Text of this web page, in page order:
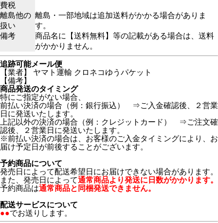
費税
離島他の
扱い
離島・一部地域は追加送料がかかる場合がありま
す。
備考
商品名に【送料無料】等の記載がある場合は、送料
がかかりません。
追跡可能メール便
【業者】 ヤマト運輸 クロネコゆうパケット
【備考】
商品発送のタイミング
特にご指定がない場合、
前払い決済の場合（例：銀行振込） ⇒ご入金確認後、２営業
日に発送いたします。
上記以外の決済の場合（例：クレジットカード） ⇒ご注文確
認後、２営業日に発送いたします。
※前払い決済の場合は、お客様のご入金タイミングにより、お
届け予定日が前後することがございます。
予約商品について
発売日によって配送希望日にお届けできない場合があります。
また、発売日によって通常商品より発送に日数がかかります。
予約商品は通常商品と同梱発送できません。
配送サービスについて
●●でお送りします。